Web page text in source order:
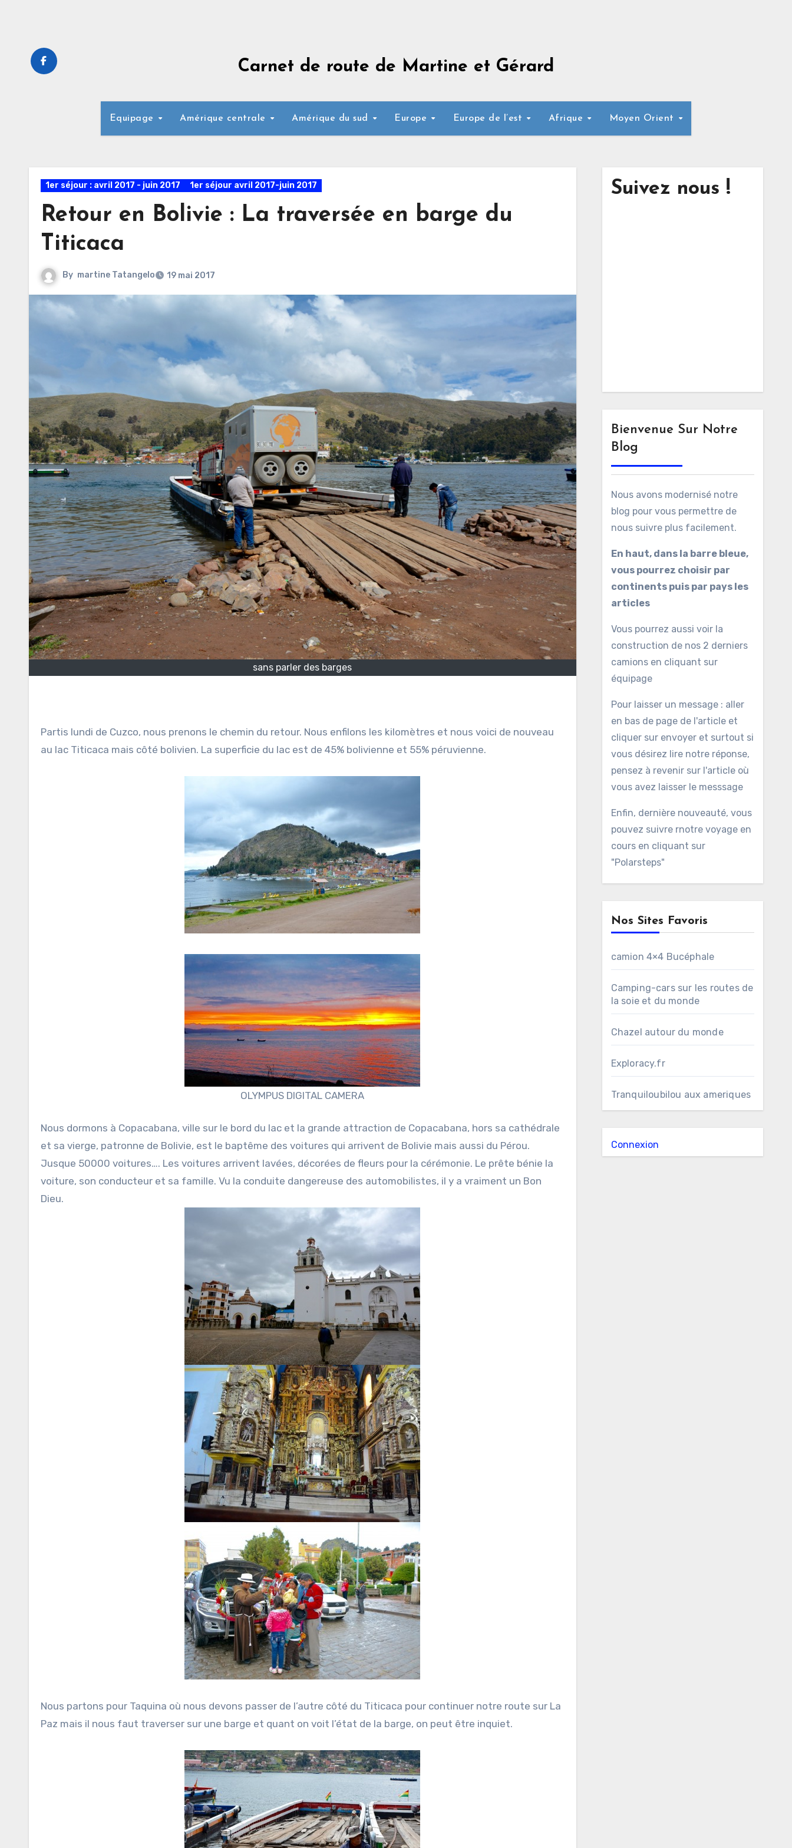
Carnet de route de Martine et Gérard
Equipage Amérique centrale Amérique du sud Europe Europe de l’est Afrique Moyen Orient
1er séjour : avril 2017 - juin 2017 1er séjour avril 2017-juin 2017
Retour en Bolivie : La traversée en barge du
Titicaca
By martine Tatangelo 19 mai 2017
sans parler des barges
Partis lundi de Cuzco, nous prenons le chemin du retour. Nous enfilons les kilomètres et nous voici de nouveau
au lac Titicaca mais côté bolivien. La superficie du lac est de 45% bolivienne et 55% péruvienne.
OLYMPUS DIGITAL CAMERA
Nous dormons à Copacabana, ville sur le bord du lac et la grande attraction de Copacabana, hors sa cathédrale
et sa vierge, patronne de Bolivie, est le baptême des voitures qui arrivent de Bolivie mais aussi du Pérou.
Jusque 50000 voitures…. Les voitures arrivent lavées, décorées de fleurs pour la cérémonie. Le prête bénie la
voiture, son conducteur et sa famille. Vu la conduite dangereuse des automobilistes, il y a vraiment un Bon
Dieu.
Nous partons pour Taquina où nous devons passer de l’autre côté du Titicaca pour continuer notre route sur La
Paz mais il nous faut traverser sur une barge et quant on voit l’état de la barge, on peut être inquiet.
Suivez nous !
Bienvenue Sur Notre
Blog
Nous avons modernisé notre
blog pour vous permettre de
nous suivre plus facilement.
En haut, dans la barre bleue,
vous pourrez choisir par
continents puis par pays les
articles
Vous pourrez aussi voir la
construction de nos 2 derniers
camions en cliquant sur
équipage
Pour laisser un message : aller
en bas de page de l'article et
cliquer sur envoyer et surtout si
vous désirez lire notre réponse,
pensez à revenir sur l'article où
vous avez laisser le messsage
Enfin, dernière nouveauté, vous
pouvez suivre rnotre voyage en
cours en cliquant sur
"Polarsteps"
Nos Sites Favoris
camion 4×4 Bucéphale
Camping-cars sur les routes de
la soie et du monde
Chazel autour du monde
Exploracy.fr
Tranquiloubilou aux ameriques
Connexion